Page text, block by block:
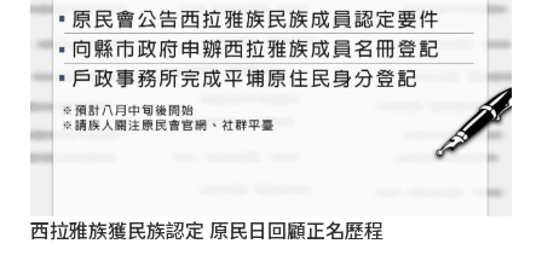
西拉雅族獲民族認定 原民日回顧正名歷程